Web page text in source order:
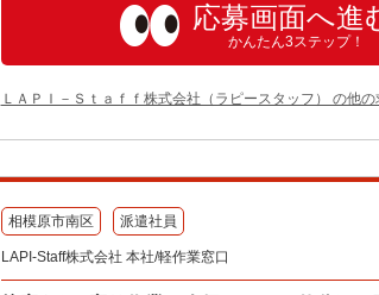
応募画面へ進
かんたん3ステップ！
ＬＡＰＩ－Ｓｔａｆｆ株式会社（ラピースタッフ） の他の
相模原市南区 派遣社員
LAPI-Staff株式会社 本社/軽作業窓口